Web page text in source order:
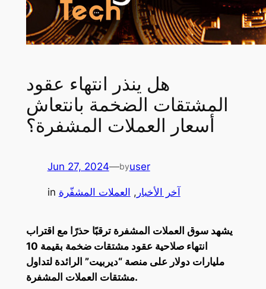
هل ينذر انتهاء عقود
المشتقات الضخمة بانتعاش
أسعار العملات المشفرة؟
Jun 27, 2024—byuser
in آخر الأخبار , العملات المشفّرة
يشهد سوق العملات المشفرة ترقبًا حذرًا مع اقتراب
انتهاء صلاحية عقود مشتقات ضخمة بقيمة 10
مليارات دولار على منصة “ديربيت” الرائدة لتداول
مشتقات العملات المشفرة.